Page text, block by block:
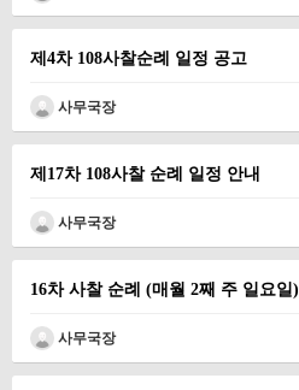
제4차 108사찰순례 일정 공고
사무국장
제17차 108사찰 순례 일정 안내
사무국장
16차 사찰 순례 (매월 2째 주 일요일)
사무국장